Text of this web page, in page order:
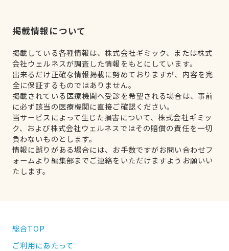
掲載情報について
掲載している各種情報は、株式会社ギミック、または株式
会社ウェルネスが調査した情報をもとにしています。
出来るだけ正確な情報掲載に努めておりますが、内容を完
全に保証するものではありません。
掲載されている医療機関へ受診を希望される場合は、事前
に必ず該当の医療機関に直接ご確認ください。
当サービスによって生じた損害について、株式会社ギミッ
ク、および株式会社ウェルネスではその賠償の責任を一切
負わないものとします。
情報に誤りがある場合には、お手数ですがお問い合わせフ
ォームより編集部までご連絡をいただけますようお願いい
たします。
総合TOP
ご利用にあたって